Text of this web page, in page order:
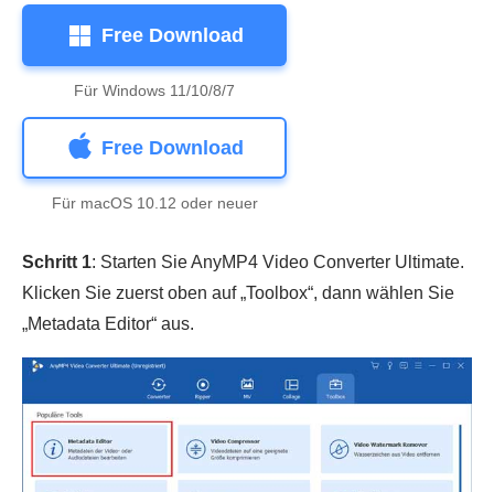
Free Download
Für Windows 11/10/8/7
Free Download
Für macOS 10.12 oder neuer
Schritt 1: Starten Sie AnyMP4 Video Converter Ultimate.
Klicken Sie zuerst oben auf „Toolbox“, dann wählen Sie
„Metadata Editor“ aus.